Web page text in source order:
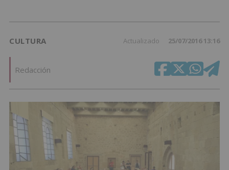
CULTURA Actualizado 25/07/2016 13:16
Redacción